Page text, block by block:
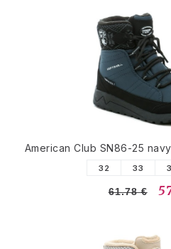
American Club SN86-25
32 33
61.78 €